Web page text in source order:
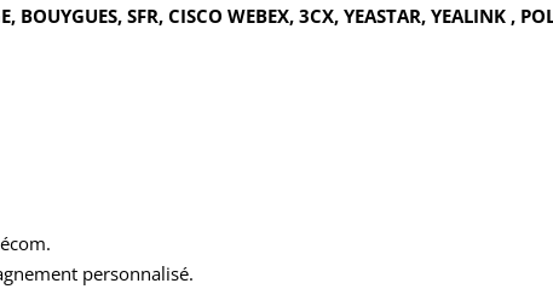
BOUYGUES, SFR, CISCO WEBEX, 3CX, YEASTAR, YEALINK ,
personnalisé.